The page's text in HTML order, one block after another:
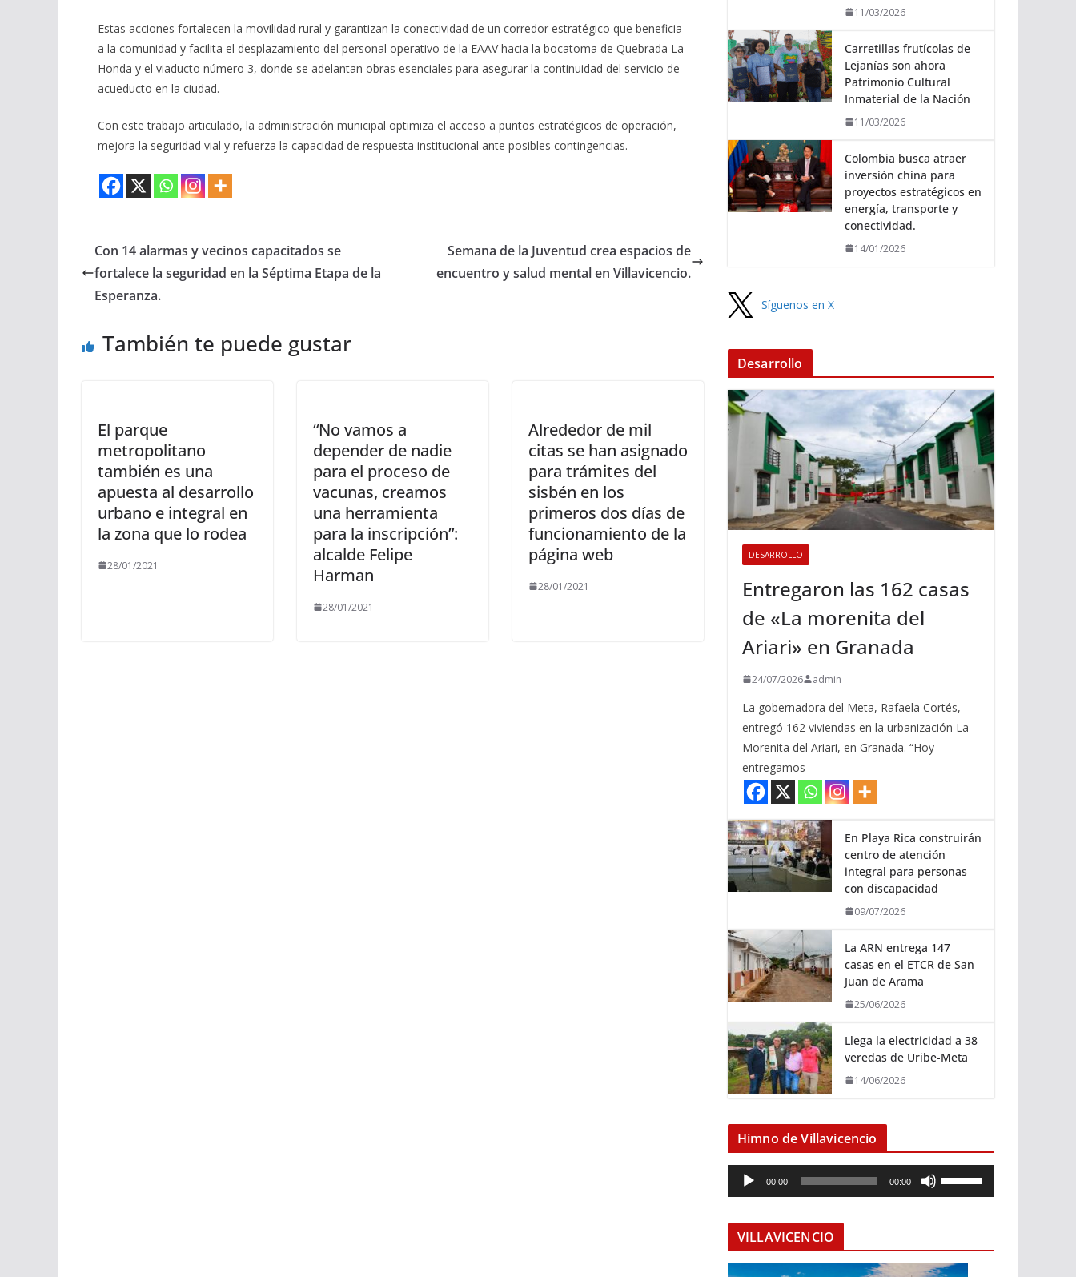
Estas acciones fortalecen la movilidad rural y garantizan la conectividad de un corredor estratégico que beneficia
a la comunidad y facilita el desplazamiento del personal operativo de la EAAV hacia la bocatoma de Quebrada La
Honda y el viaducto número 3, donde se adelantan obras esenciales para asegurar la continuidad del servicio de
acueducto en la ciudad.
Con este trabajo articulado, la administración municipal optimiza el acceso a puntos estratégicos de operación,
mejora la seguridad vial y refuerza la capacidad de respuesta institucional ante posibles contingencias.
Con 14 alarmas y vecinos capacitados se
fortalece la seguridad en la Séptima Etapa de la
Esperanza.
Semana de la Juventud crea espacios de
encuentro y salud mental en Villavicencio.
También te puede gustar
El parque
metropolitano
también es una
apuesta al desarrollo
urbano e integral en
la zona que lo rodea
28/01/2021
“No vamos a
depender de nadie
para el proceso de
vacunas, creamos
una herramienta
para la inscripción”:
alcalde Felipe
Harman
28/01/2021
Alrededor de mil
citas se han asignado
para trámites del
sisbén en los
primeros dos días de
funcionamiento de la
página web
28/01/2021
11/03/2026
Carretillas frutícolas de
Lejanías son ahora
Patrimonio Cultural
Inmaterial de la Nación
11/03/2026
Colombia busca atraer
inversión china para
proyectos estratégicos en
energía, transporte y
conectividad.
14/01/2026
Síguenos en X
Desarrollo
DESARROLLO
Entregaron las 162 casas
de «La morenita del
Ariari» en Granada
24/07/2026 admin
La gobernadora del Meta, Rafaela Cortés,
entregó 162 viviendas en la urbanización La
Morenita del Ariari, en Granada. “Hoy
entregamos
En Playa Rica construirán
centro de atención
integral para personas
con discapacidad
09/07/2026
La ARN entrega 147
casas en el ETCR de San
Juan de Arama
25/06/2026
Llega la electricidad a 38
veredas de Uribe-Meta
14/06/2026
Himno de Villavicencio
e
o
00:00 00:00
i
z
VILLAVICENCIO